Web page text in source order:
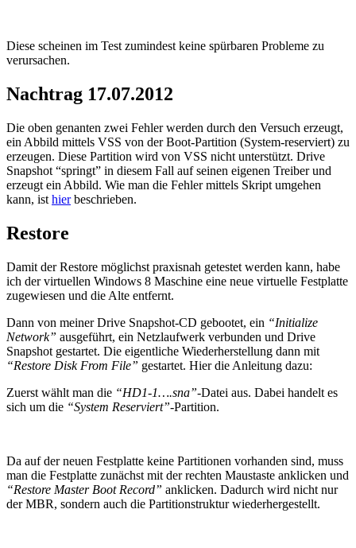
Diese scheinen im Test zumindest keine spürbaren Probleme zu
verursachen.
Nachtrag 17.07.2012
Die oben genanten zwei Fehler werden durch den Versuch erzeugt,
ein Abbild mittels VSS von der Boot-Partition (System-reserviert) zu
erzeugen. Diese Partition wird von VSS nicht unterstützt. Drive
Snapshot “springt” in diesem Fall auf seinen eigenen Treiber und
erzeugt ein Abbild. Wie man die Fehler mittels Skript umgehen
kann, ist hierbeschrieben.
Restore
Damit der Restore möglichst praxisnah getestet werden kann, habe
ich der virtuellen Windows 8 Maschine eine neue virtuelle Festplatte
zugewiesen und die Alte entfernt.
Dann von meiner Drive Snapshot-CD gebootet, ein “Initialize
Network” ausgeführt, ein Netzlaufwerk verbunden und Drive
Snapshot gestartet. Die eigentliche Wiederherstellung dann mit
“Restore Disk From File” gestartet. Hier die Anleitung dazu:
Zuerst wählt man die “HD1-1….sna”-Datei aus. Dabei handelt es
sich um die “System Reserviert”-Partition.
Da auf der neuen Festplatte keine Partitionen vorhanden sind, muss
man die Festplatte zunächst mit der rechten Maustaste anklicken und
“Restore Master Boot Record” anklicken. Dadurch wird nicht nur
der MBR, sondern auch die Partitionstruktur wiederhergestellt.